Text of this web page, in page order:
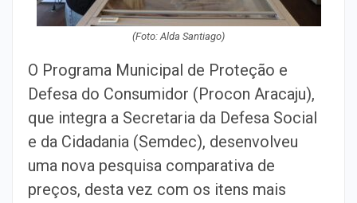
(Foto: Alda Santiago)
O Programa Municipal de Proteção e
Defesa do Consumidor (Procon Aracaju),
que integra a Secretaria da Defesa Social
e da Cidadania (Semdec), desenvolveu
uma nova pesquisa comparativa de
preços, desta vez com os itens mais